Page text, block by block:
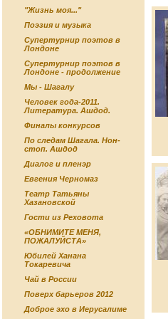
"Жизнь моя..."
Поэзия и музыка
Супертурнир поэтов в
Лондоне
Супертурнир поэтов в
Лондоне - продолжение
Мы - Шагалу
Человек года-2011.
Литература. Ашдод.
Финалы конкурсов
По следам Шагала. Нон-
стоп. Ашдод
Диалог и пленэр
Евгения Черномаз
Театр Татьяны
Хазановской
Гости из Реховота
«ОБНИМИТЕ МЕНЯ,
ПОЖАЛУЙСТА»
Юбилей Ханана
Токаревича
Чай в России
Поверх барьеров 2012
Доброе эхо в Иерусалиме